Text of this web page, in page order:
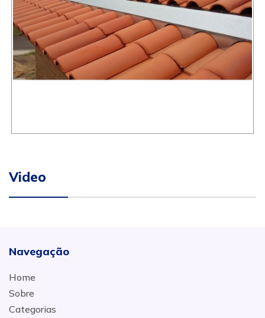
Video
Navegação
Home
Sobre
Categorias